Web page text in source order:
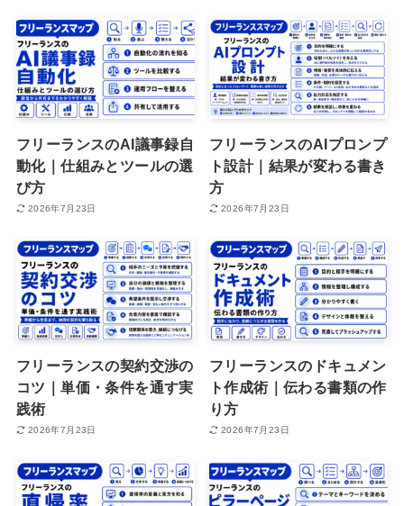
フリーランスのAI議事録自
動化｜仕組みとツールの選
び方
2026年7月23日
フリーランスのAIプロンプ
ト設計｜結果が変わる書き
方
2026年7月23日
フリーランスの契約交渉の
コツ｜単価・条件を通す実
践術
2026年7月23日
フリーランスのドキュメン
ト作成術｜伝わる書類の作
り方
2026年7月23日